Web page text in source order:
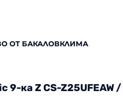
ОТ БАКАЛОВКЛИМА
9-ка Z CS-Z25UFEAW